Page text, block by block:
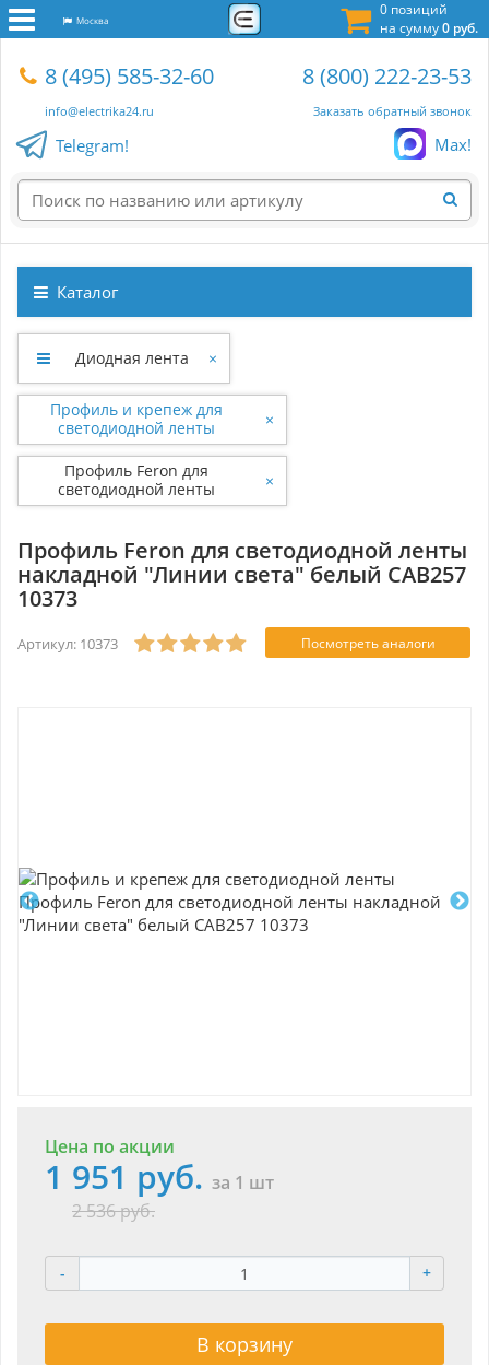
0 позиций
на сумму0 руб.
Москва
8 (495) 585-32-60
info@electrika24.ru
8 (800) 222-23-53
Заказать обратный звонок
Telegram! Max!
Каталог
Диодная лента ×
Профиль и крепеж для
светодиодной ленты
×
Профиль Feron для
светодиодной ленты
накладной "Линии света"
×
Профиль Feron для светодиодной ленты
накладной "Линии света" белый CAB257
10373
Артикул: 10373 Посмотреть аналоги
Цена по акции
1 951 руб. за 1 шт
2 536 руб.
- +
В корзину